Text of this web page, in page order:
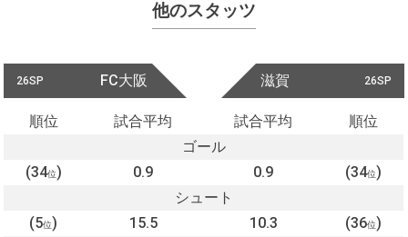
他のスタッツ
26SP FC大阪 26SP
滋賀
順位 試合平均 試合平均
順位
ゴール
(34位) 0.9 0.9 (34位)
シュート
(5位) 15.5 10.3 (36位)